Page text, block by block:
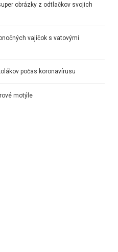
obrázky z odtlačkov svojich
vajíčok s vatovými
počas koronavírusu
motýle